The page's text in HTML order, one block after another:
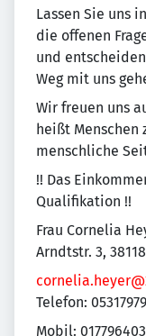
Lassen Sie uns
die offenen
und
Weg mit uns
Wir freuen uns
heißt Menschen
menschliche
!! Das
Qualifikation !!
Frau Cornelia
Arndtstr. 3,
Telefon:
Mobil: